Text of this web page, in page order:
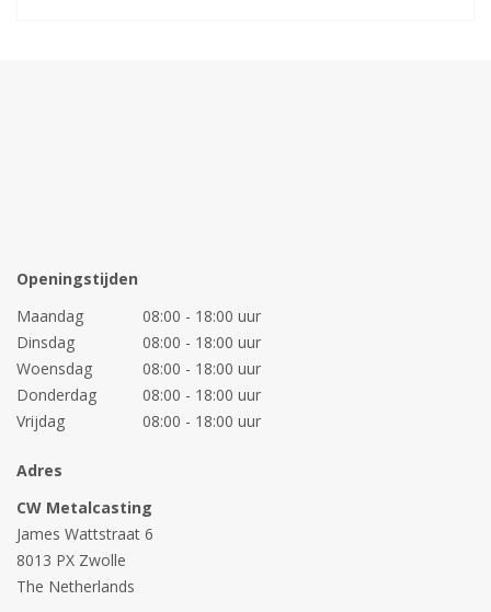
Openingstijden
Maandag
08:00 - 18:00 uur
Dinsdag
08:00 - 18:00 uur
Woensdag
08:00 - 18:00 uur
Donderdag
08:00 - 18:00 uur
Vrijdag
08:00 - 18:00 uur
Adres
CW Metalcasting
James Wattstraat 6
8013 PX Zwolle
The Netherlands